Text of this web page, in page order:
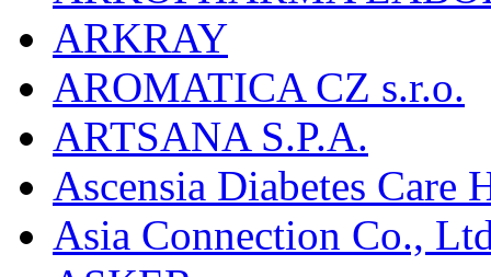
ARKRAY
AROMATICA CZ s.r.o.
ARTSANA S.P.A.
Ascensia Diabetes Care
Asia Connection Co.,